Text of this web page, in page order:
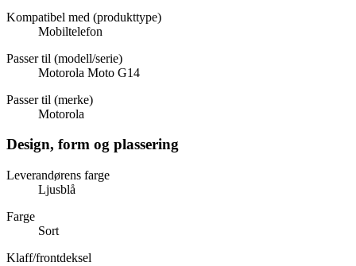
Kompatibel med (produkttype)
Mobiltelefon
Passer til (modell/serie)
Motorola Moto G14
Passer til (merke)
Motorola
Design, form og plassering
Leverandørens farge
Ljusblå
Farge
Sort
Klaff/frontdeksel